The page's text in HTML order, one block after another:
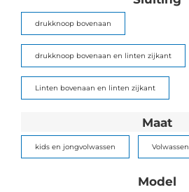
drukknoop bovenaan
drukknoop bovenaan en linten zijkant
Linten bovenaan en linten zijkant
Maat
kids en jongvolwassen Volwassen
Model